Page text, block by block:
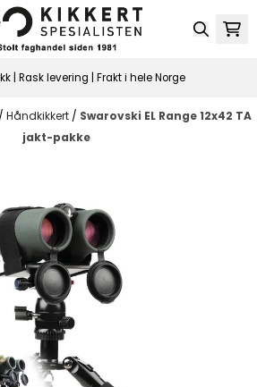
| Rask levering | Frakt i hele Norge
/ Håndkikkert / Swarovski EL Range 12x42 TA
jakt-pakke